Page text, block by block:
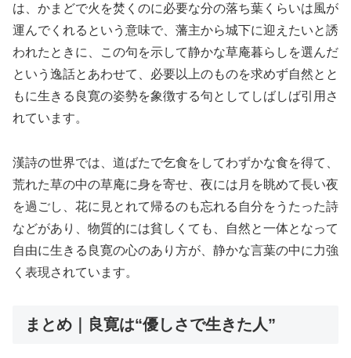
は、かまどで火を焚くのに必要な分の落ち葉くらいは風が
運んでくれるという意味で、藩主から城下に迎えたいと誘
われたときに、この句を示して静かな草庵暮らしを選んだ
という逸話とあわせて、必要以上のものを求めず自然とと
もに生きる良寛の姿勢を象徴する句としてしばしば引用さ
れています。
漢詩の世界では、道ばたで乞食をしてわずかな食を得て、
荒れた草の中の草庵に身を寄せ、夜には月を眺めて長い夜
を過ごし、花に見とれて帰るのも忘れる自分をうたった詩
などがあり、物質的には貧しくても、自然と一体となって
自由に生きる良寛の心のあり方が、静かな言葉の中に力強
く表現されています。
まとめ｜良寛は“優しさで生きた人”